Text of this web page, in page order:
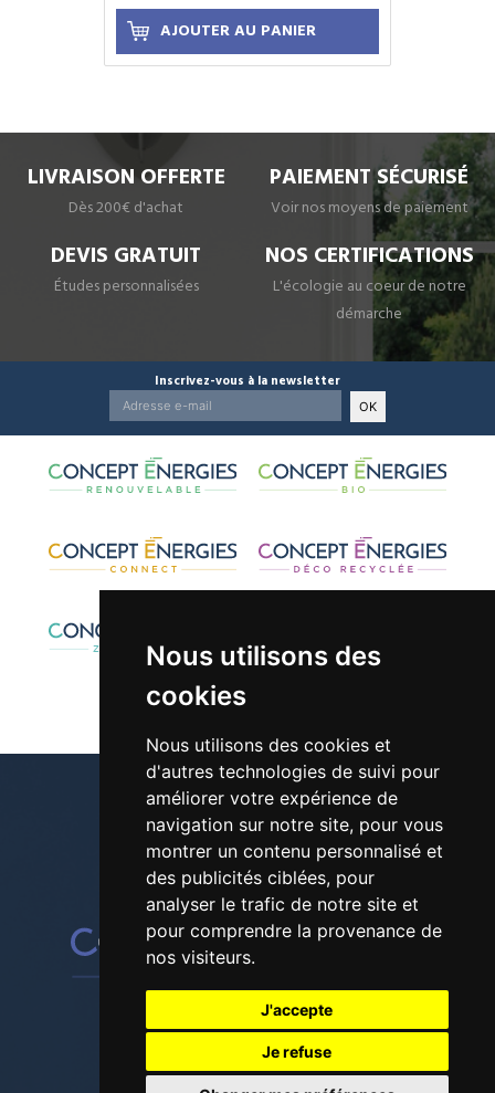
Nous utilisons des
cookies
Nous utilisons des cookies et
d'autres technologies de suivi pour
améliorer votre expérience de
navigation sur notre site, pour vous
montrer un contenu personnalisé et
des publicités ciblées, pour
analyser le trafic de notre site et
pour comprendre la provenance de
nos visiteurs.
J'accepte
Je refuse
AJOUTER AU PANIER
LIVRAISON OFFERTE
Dès 200€ d'achat
PAIEMENT SÉCURISÉ
Voir nos moyens de paiement
DEVIS GRATUIT
Études personnalisées
NOS CERTIFICATIONS
L'écologie au coeur de notre
démarche
Inscrivez-vous à la newsletter
OK
01 30 42 28 61
Suivez-nous sur les réseaux